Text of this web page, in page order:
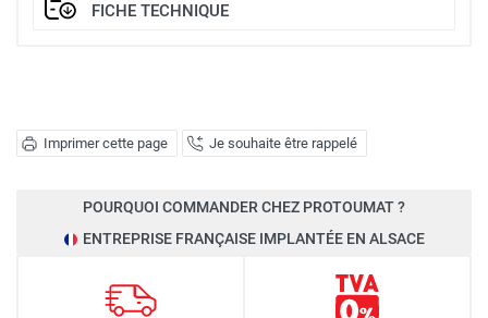
Imprimer cette page Je souhaite être rappelé
FICHE TECHNIQUE
POURQUOI COMMANDER CHEZ PROTOUMAT ?
ENTREPRISE FRANÇAISE IMPLANTÉE EN ALSACE